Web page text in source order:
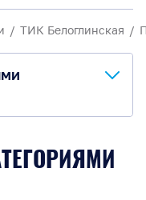
ТИК Белоглинская